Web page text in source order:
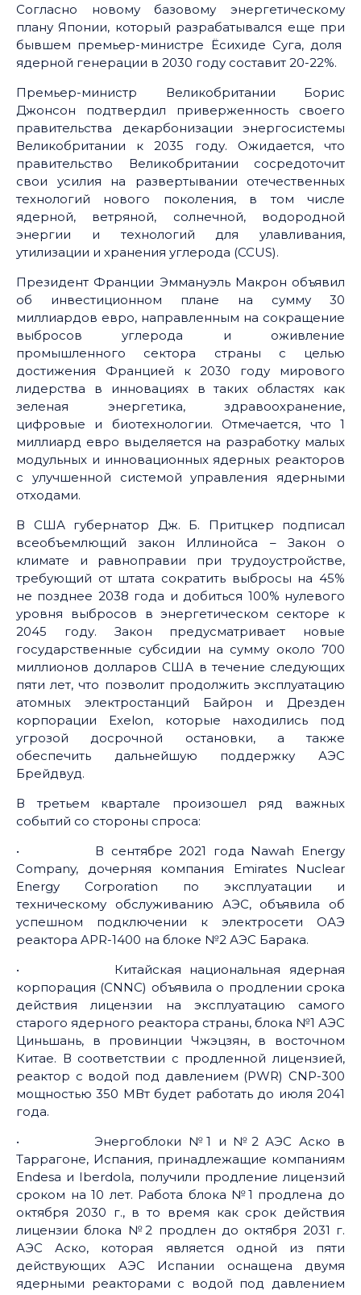
Согласно новому базовому энергетическому
плану Японии, который разрабатывался еще при
бывшем премьер-министре Ёсихиде Суга, доля
ядерной генерации в 2030 году составит 20-22%.
Премьер-министр Великобритании Борис
Джонсон подтвердил приверженность своего
правительства декарбонизации энергосистемы
Великобритании к 2035 году. Ожидается, что
правительство Великобритании сосредоточит
свои усилия на развертывании отечественных
технологий нового поколения, в том числе
ядерной, ветряной, солнечной, водородной
энергии и технологий для улавливания,
утилизации и хранения углерода (CCUS).
Президент Франции Эммануэль Макрон объявил
об инвестиционном плане на сумму 30
миллиардов евро, направленным на сокращение
выбросов углерода и оживление
промышленного сектора страны с целью
достижения Францией к 2030 году мирового
лидерства в инновациях в таких областях как
зеленая энергетика, здравоохранение,
цифровые и биотехнологии. Отмечается, что 1
миллиард евро выделяется на разработку малых
модульных и инновационных ядерных реакторов
с улучшенной системой управления ядерными
отходами.
В США губернатор Дж. Б. Притцкер подписал
всеобъемлющий закон Иллинойса – Закон о
климате и равноправии при трудоустройстве,
требующий от штата сократить выбросы на 45%
не позднее 2038 года и добиться 100% нулевого
уровня выбросов в энергетическом секторе к
2045 году. Закон предусматривает новые
государственные субсидии на сумму около 700
миллионов долларов США в течение следующих
пяти лет, что позволит продолжить эксплуатацию
атомных электростанций Байрон и Дрезден
корпорации Exelon, которые находились под
угрозой досрочной остановки, а также
обеспечить дальнейшую поддержку АЭС
Брейдвуд.
В третьем квартале произошел ряд важных
событий со стороны спроса:
• В сентябре 2021 года Nawah Energy
Company, дочерняя компания Emirates Nuclear
Energy Corporation по эксплуатации и
техническому обслуживанию АЭС, объявила об
успешном подключении к электросети ОАЭ
реактора APR-1400 на блоке №2 АЭС Барака.
• Китайская национальная ядерная
корпорация (CNNC) объявила о продлении срока
действия лицензии на эксплуатацию самого
старого ядерного реактора страны, блока №1 АЭС
Циньшань, в провинции Чжэцзян, в восточном
Китае. В соответствии с продленной лицензией,
реактор с водой под давлением (PWR) CNP-300
мощностью 350 МВт будет работать до июля 2041
года.
• Энергоблоки №1 и №2 АЭС Аско в
Таррагоне, Испания, принадлежащие компаниям
Endesa и Iberdola, получили продление лицензий
сроком на 10 лет. Работа блока №1 продлена до
октября 2030 г., в то время как срок действия
лицензии блока №2 продлен до октября 2031 г.
АЭС Аско, которая является одной из пяти
действующих АЭС Испании оснащена двумя
ядерными реакторами с водой под давлением